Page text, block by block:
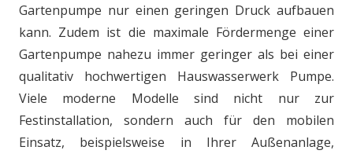
Gartenpumpe nur einen geringen Druck aufbauen
kann. Zudem ist die maximale Fördermenge einer
Gartenpumpe nahezu immer geringer als bei einer
qualitativ hochwertigen Hauswasserwerk Pumpe.
Viele moderne Modelle sind nicht nur zur
Festinstallation, sondern auch für den mobilen
Einsatz, beispielsweise in Ihrer Außenanlage,